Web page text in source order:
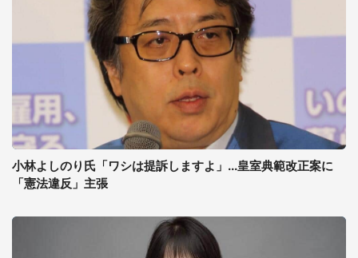
小林よしのり氏「ワシは提訴しますよ」...皇室典範改正案に
「憲法違反」主張